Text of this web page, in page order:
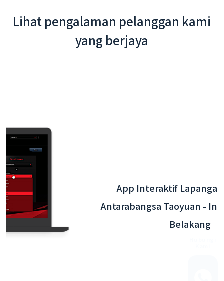
Lihat pengalaman pelanggan kami
yang berjaya